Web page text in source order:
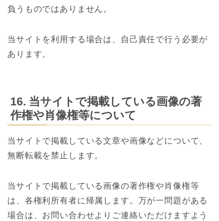
負うものではありません。
当サイトを利用する場合は、自己責任で行う必要が
あります。
16. 当サイトで掲載している画像の著
作権や肖像権等について
当サイトで掲載している文章や画像などについて、
無断転載を禁止します。
当サイトで掲載している画像の著作権や肖像権等
は、各権利所有者に帰属します。万が一問題がある
場合は、お問い合わせよりご連絡いただけますよう